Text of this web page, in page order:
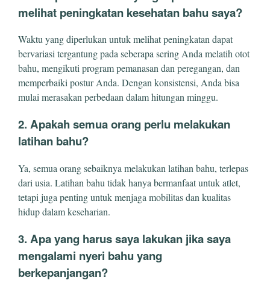
melihat peningkatan kesehatan bahu saya?
Waktu yang diperlukan untuk melihat peningkatan dapat
bervariasi tergantung pada seberapa sering Anda melatih otot
bahu, mengikuti program pemanasan dan peregangan, dan
memperbaiki postur Anda. Dengan konsistensi, Anda bisa
mulai merasakan perbedaan dalam hitungan minggu.
2. Apakah semua orang perlu melakukan
latihan bahu?
Ya, semua orang sebaiknya melakukan latihan bahu, terlepas
dari usia. Latihan bahu tidak hanya bermanfaat untuk atlet,
tetapi juga penting untuk menjaga mobilitas dan kualitas
hidup dalam keseharian.
3. Apa yang harus saya lakukan jika saya
mengalami nyeri bahu yang
berkepanjangan?